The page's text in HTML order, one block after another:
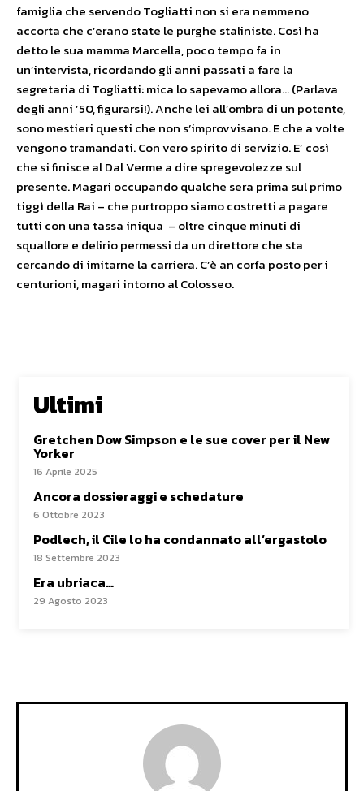
famiglia che servendo Togliatti non si era nemmeno
accorta che c’erano state le purghe staliniste. Così ha
detto le sua mamma Marcella, poco tempo fa in
un’intervista, ricordando gli anni passati a fare la
segretaria di Togliatti: mica lo sapevamo allora… (Parlava
degli anni ’50, figurarsi!). Anche lei all’ombra di un potente,
sono mestieri questi che non s’improvvisano. E che a volte
vengono tramandati. Con vero spirito di servizio. E’ così
che si finisce al Dal Verme a dire spregevolezze sul
presente. Magari occupando qualche sera prima sul primo
tiggì della Rai – che purtroppo siamo costretti a pagare
tutti con una tassa iniqua – oltre cinque minuti di
squallore e delirio permessi da un direttore che sta
cercando di imitarne la carriera. C’è an corfa posto per i
centurioni, magari intorno al Colosseo.
Ultimi
Gretchen Dow Simpson e le sue cover per il New
Yorker
16 Aprile 2025
Ancora dossieraggi e schedature
6 Ottobre 2023
Podlech, il Cile lo ha condannato all’ergastolo
18 Settembre 2023
Era ubriaca…
29 Agosto 2023